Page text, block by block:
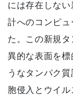
には存在しな
計へのコンピ
た。この新規
異的な表面を
うなタンパク
胞侵入とウイ